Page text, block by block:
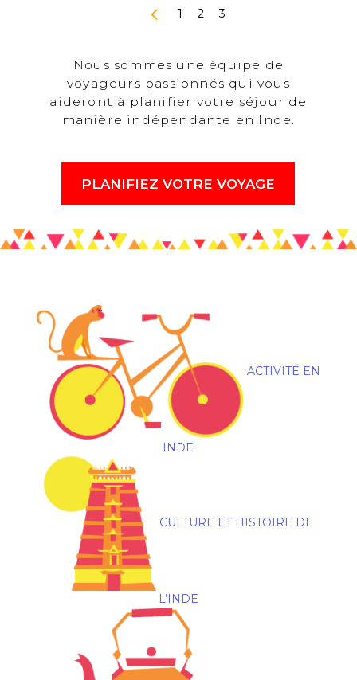
1 2 3
Nous sommes une équipe de
voyageurs passionnés qui vous
aideront à planifier votre séjour de
manière indépendante en Inde.
PLANIFIEZ VOTRE VOYAGE
ACTIVITÉ EN
INDE
CULTURE ET HISTOIRE DE
L’INDE